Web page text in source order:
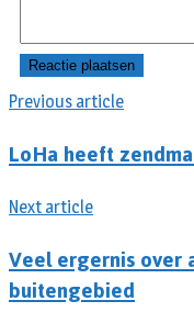
Previous article
LoHa heeft
Next article
Veel ergernis over
buitengebied